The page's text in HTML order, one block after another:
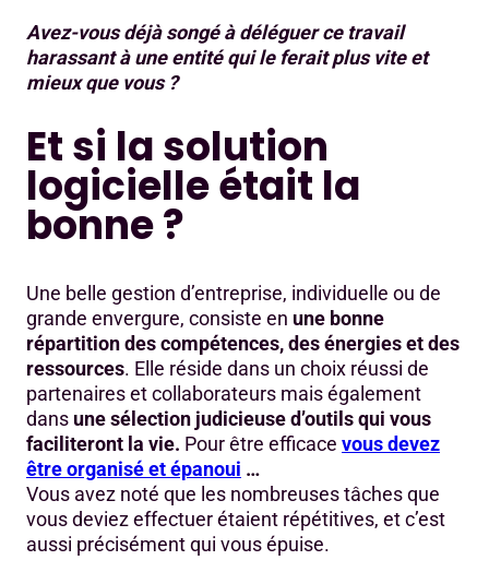
Avez-vous déjà songé à déléguer ce travail
harassant à une entité qui le ferait plus vite et
mieux que vous ?
Et si la solution
logicielle était la
bonne ?
Une belle gestion d’entreprise, individuelle ou de
grande envergure, consiste en une bonne
répartition des compétences, des énergies et des
ressources. Elle réside dans un choix réussi de
partenaires et collaborateurs mais également
dans une sélection judicieuse d’outils qui vous
faciliteront la vie. Pour être efficace vous devez
être organisé et épanoui …
Vous avez noté que les nombreuses tâches que
vous deviez effectuer étaient répétitives, et c’est
aussi précisément qui vous épuise.